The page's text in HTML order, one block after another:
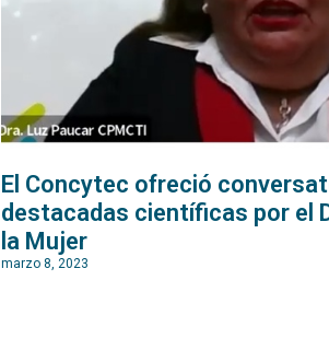
El Concytec ofreció
destacadas científicas por el
la Mujer
marzo 8, 2023